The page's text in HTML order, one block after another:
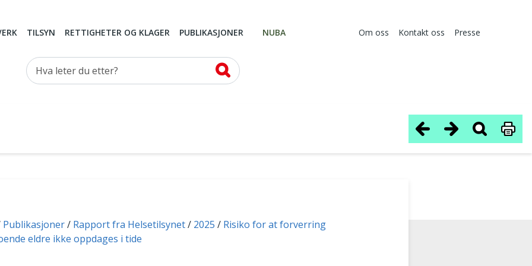
TILSYN RETTIGHETER OG KLAGER PUBLIKASJONER NUBA Om oss Kontakt oss Presse
Hva leter du etter?
Publikasjoner Rapport fra Helsetilsynet 2025
Risiko for at forverring
eldre ikke oppdages i tide